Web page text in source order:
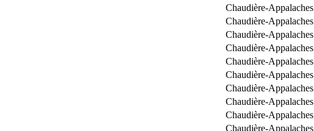
Chaudière-Appalaches
Chaudière-Appalaches
Chaudière-Appalaches
Chaudière-Appalaches
Chaudière-Appalaches
Chaudière-Appalaches
Chaudière-Appalaches
Chaudière-Appalaches
Chaudière-Appalaches
Chaudière-Appalaches